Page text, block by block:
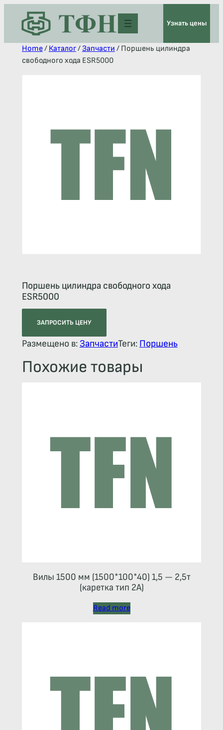
Узнать цены
Home/ Каталог/ Запчасти / Поршень цилиндра
свободного хода ESR5000
Поршень цилиндра свободного хода
ESR5000
ЗАПРОСИТЬ ЦЕНУ
Размещено в: ЗапчастиТеги: Поршень
Похожие товары
Вилы 1500 мм (1500*100*40) 1,5 — 2,5т
(каретка тип 2A)
Read more